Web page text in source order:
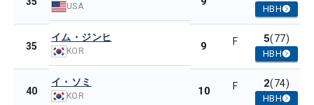
USA HBH
35
イム・ジンヒ
KOR 9 F 5(77)
HBH
40
イ・ソミ
KOR 10 F 2(74)
HBH